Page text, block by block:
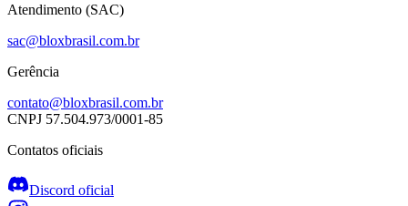
Atendimento (SAC)
sac@bloxbrasil.com.br
Gerência
contato@bloxbrasil.com.br
CNPJ 57.504.973/0001-85
Contatos oficiais
Discord oficial